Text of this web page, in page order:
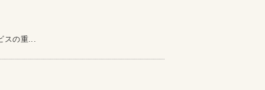
スの重...